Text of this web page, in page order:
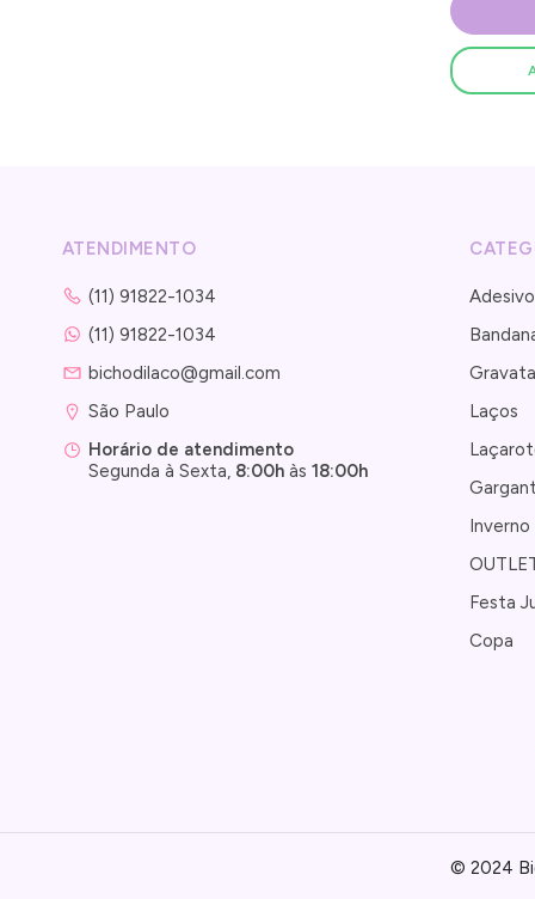
Laços
Inverno
Festa
Copa
ATENDIMENTO
(11) 91822-1034
(11) 91822-1034
bichodilaco@gmail.com
São Paulo
Horário de atendimento
Segunda à Sexta, 8:00h às18:00h
© 2024